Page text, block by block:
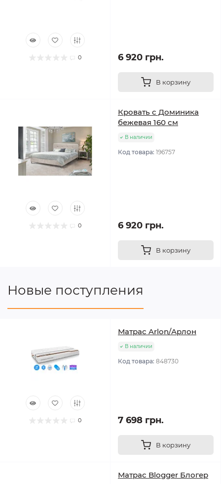
0 6 920 грн.
В корзину
0
Кровать с Доминика
бежевая 160 см
В наличии
Код товара: 196757
6 920 грн.
В корзину
Новые поступления
0
Матрас Arlon/Арлон
В наличии
Код товара: 848730
7 698 грн.
В корзину
Матрас Blogger Блогер